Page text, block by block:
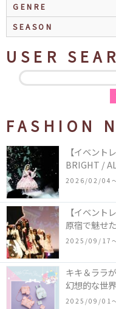
GENRE
SEASON
USER
FASHION
【イベント
BRIGHT /
2026/02/04
【イベント
原宿で魅せ
2025/09/17
キキ＆ララ
幻想的な世
ツインスタ
2025/09/01